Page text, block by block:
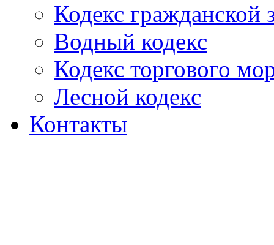
Кодекс гражданской
Водный кодекс
Кодекс торгового
Лесной кодекс
Контакты